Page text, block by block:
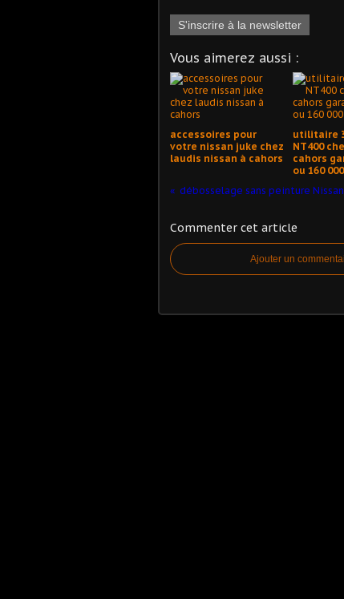
S'inscrire à la newsletter
Vous aimerez aussi :
accessoires pour
votre nissan juke chez
laudis nissan à cahors
utilitaire
NT400
cahors
ou 160
Commenter cet article
Ajouter un